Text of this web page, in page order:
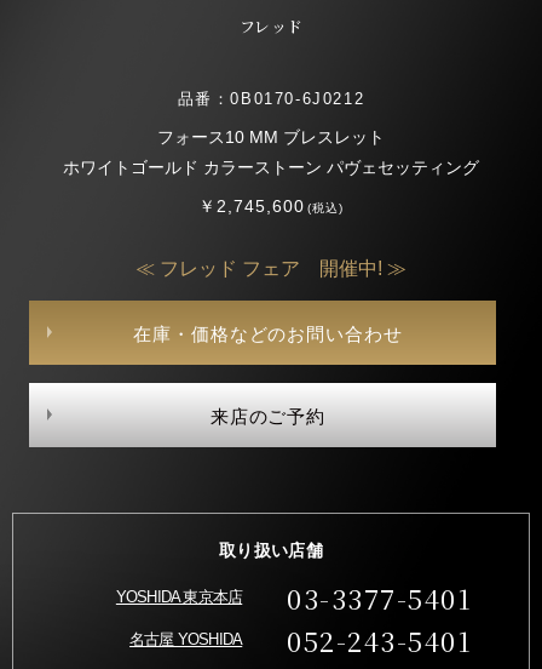
フレッド
品番：0B0170-6J0212
フォース10 MM ブレスレット
ホワイトゴールド カラーストーン パヴェセッティング
￥2,745,600(税込)
≪ フレッド フェア 開催中! ≫
在庫・価格などのお問い合わせ
来店のご予約
取り扱い店舗
YOSHIDA 東京本店 03-3377-5401
名古屋 YOSHIDA 052-243-5401